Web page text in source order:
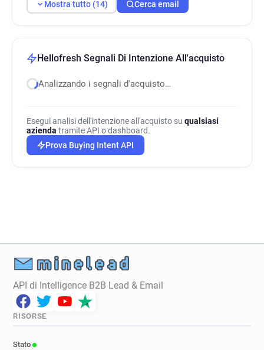
h*********@hellofresh.co.uk
k*********@hellofresh.co.uk
e*********@hellofresh.co.uk
Mostra tutto (14) Cerca email
Hellofresh Segnali Di Intenzione All'acquisto
Analizzando i segnali d'acquisto…
Esegui analisi dell'intenzione all'acquisto su qualsiasi
azienda tramite API o dashboard.
Prova Buying Intent API
API di Intelligence B2B Lead & Email
RISORSE
Stato